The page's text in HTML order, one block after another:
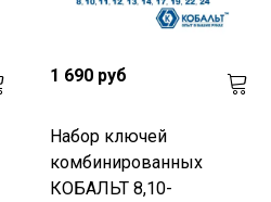
1 690 руб
Набор ключей
комбинированных
КОБАЛЬТ 8,10-